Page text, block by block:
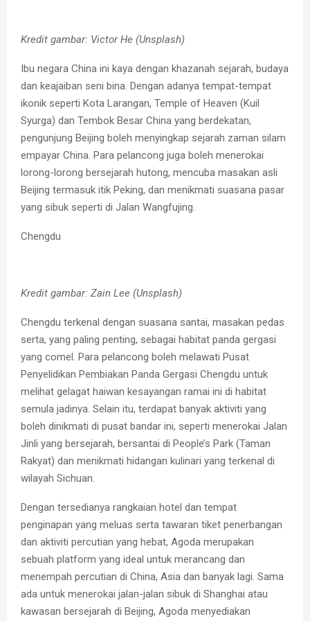
Kredit gambar: Victor He (Unsplash)
Ibu negara China ini kaya dengan khazanah sejarah, budaya
dan keajaiban seni bina. Dengan adanya tempat-tempat
ikonik seperti Kota Larangan, Temple of Heaven (Kuil
Syurga) dan Tembok Besar China yang berdekatan,
pengunjung Beijing boleh menyingkap sejarah zaman silam
empayar China. Para pelancong juga boleh menerokai
lorong-lorong bersejarah hutong, mencuba masakan asli
Beijing termasuk itik Peking, dan menikmati suasana pasar
yang sibuk seperti di Jalan Wangfujing.
Chengdu
Kredit gambar: Zain Lee (Unsplash)
Chengdu terkenal dengan suasana santai, masakan pedas
serta, yang paling penting, sebagai habitat panda gergasi
yang comel. Para pelancong boleh melawati Pusat
Penyelidikan Pembiakan Panda Gergasi Chengdu untuk
melihat gelagat haiwan kesayangan ramai ini di habitat
semula jadinya. Selain itu, terdapat banyak aktiviti yang
boleh dinikmati di pusat bandar ini, seperti menerokai Jalan
Jinli yang bersejarah, bersantai di People’s Park (Taman
Rakyat) dan menikmati hidangan kulinari yang terkenal di
wilayah Sichuan.
Dengan tersedianya rangkaian hotel dan tempat
penginapan yang meluas serta tawaran tiket penerbangan
dan aktiviti percutian yang hebat, Agoda merupakan
sebuah platform yang ideal untuk merancang dan
menempah percutian di China, Asia dan banyak lagi. Sama
ada untuk menerokai jalan-jalan sibuk di Shanghai atau
kawasan bersejarah di Beijing, Agoda menyediakan